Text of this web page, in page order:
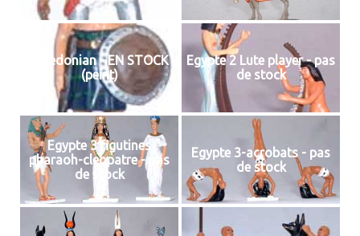
Caledonian - EN STOCK
(peint)
Egypte 2 Lute player - pas
de stock
Egypte 3 figutines
pharaoh-cleopatre - pas
de stock
Egypte 3-acrobats - pas
de stock